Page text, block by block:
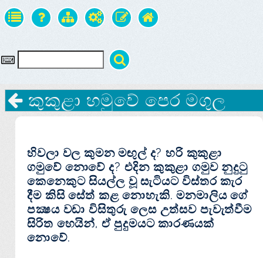
කුකුළා හමුවේ පෙර මගුල
හිවලා වල කුමන මඟුල් ද? හරි කුකුළා
ගමුවේ නොවේ ද? එදින කුකුළා ගමුව නුදුටු
කෙනෙකුට සියල්ල වූ සැටියට විස්‌තර කැර
දීම කිසි සේත් කළ නොහැකි. මනමාලිය ගේ
පක්‍ෂය වඩා විසිතුරු ලෙස උත්සව පැවැත්වීම
සිරිත හෙයින්, ඒ පුදුමයට කාරණයක්‌
නොවේ.